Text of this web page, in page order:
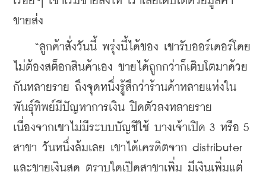
ขายส่ง
“ลูกค้าสั่งวันนี้ พรุ่งนี้ได้ของ เขารับออร์เดอร์โดย
ไม่ต้องสต็อกสินค้าเอง ขายได้ถูกกว่าก็เติบโตมาด้วย
กันหลายราย ถึงจุดหนึ่งรู้สึกว่าร้านค้าหลายแห่งใน
พันธุ์ทิพย์มีปัญหาการเงิน ปิดตัวลงหลายราย
เนื่องจากเขาไม่มีระบบบัญชีใช้ บางเจ้าเปิด 3 หรือ 5
สาขา วันหนึ่งล้มเลย เขาได้เครดิตจาก distributer
และขายเงินสด ตราบใดเปิดสาขาเพิ่ม มีเงินเพิ่มแต่